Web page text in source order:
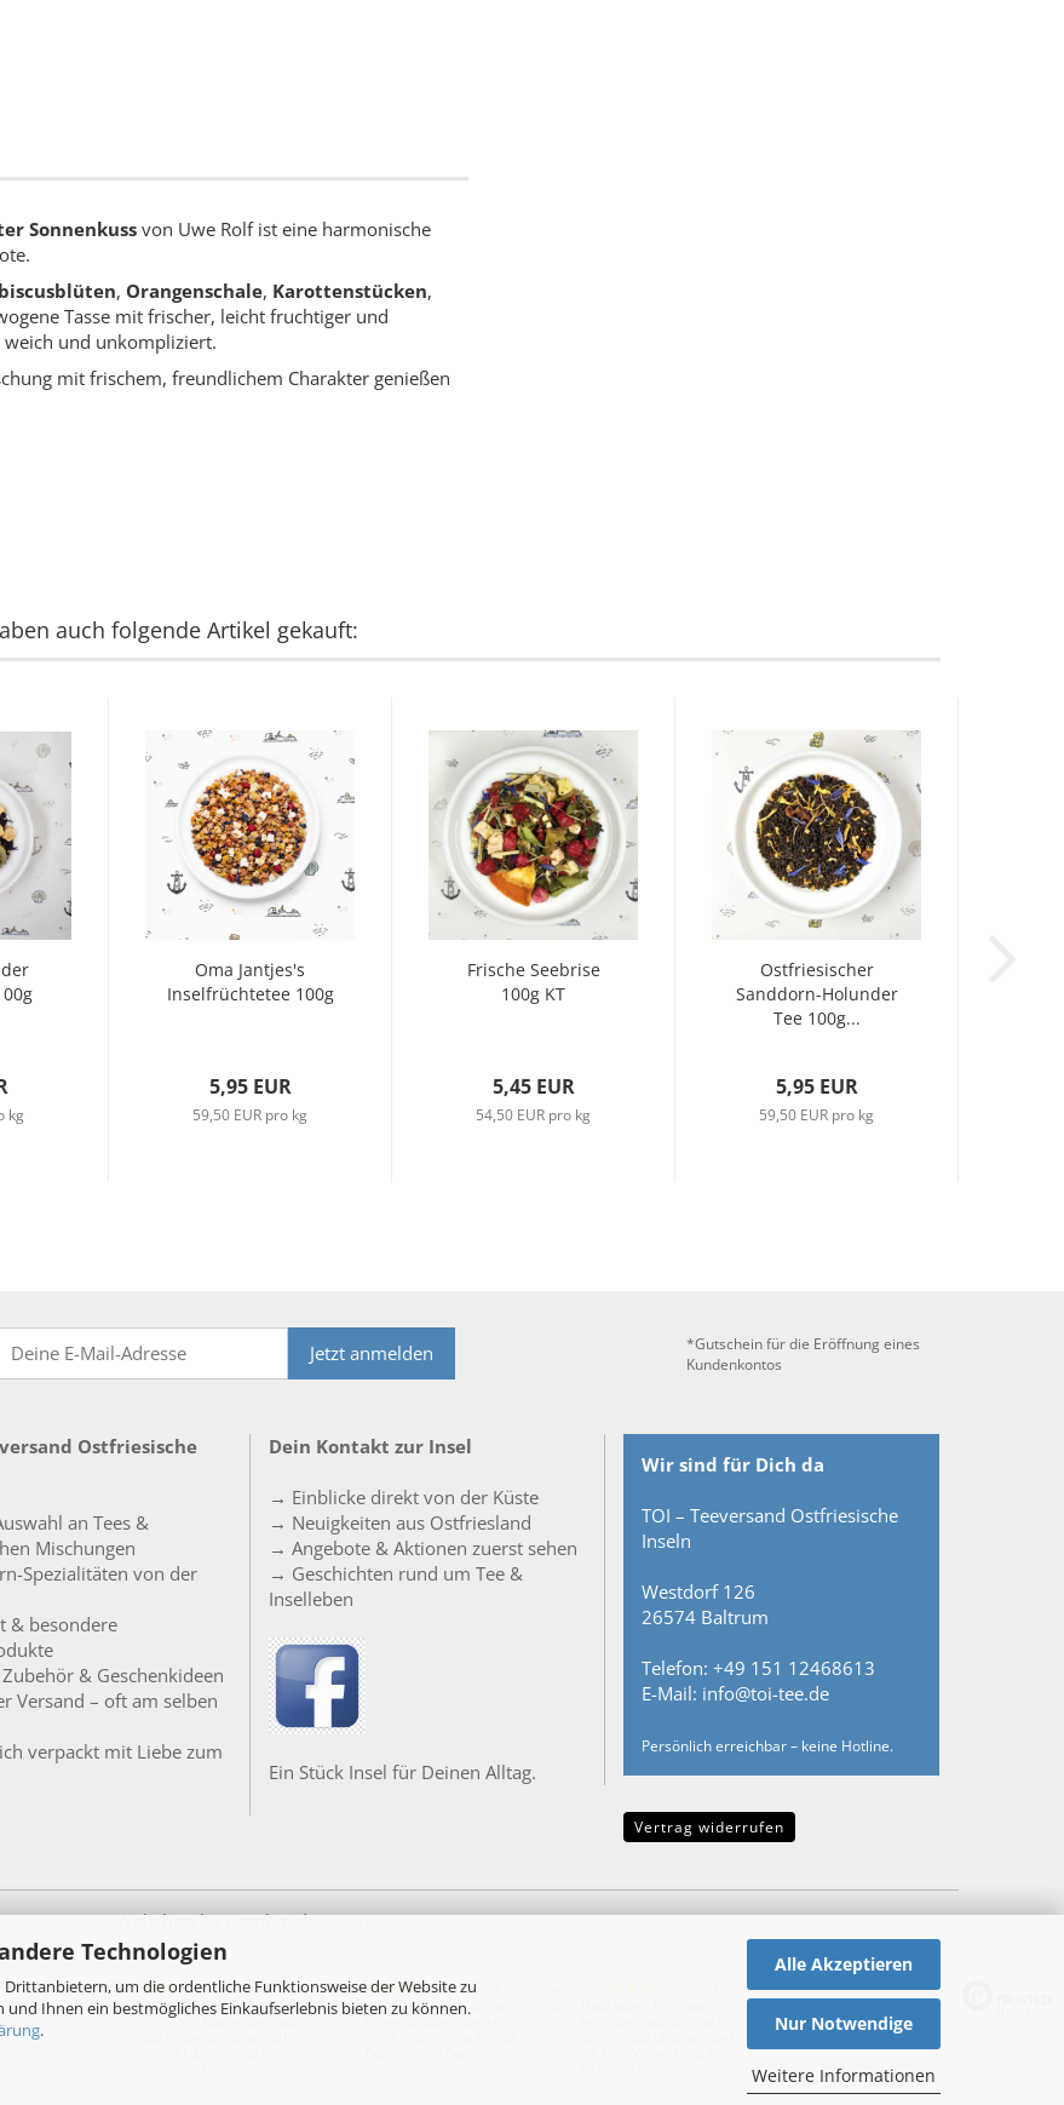
Technologien
um die ordentliche Funktionsweise der Website zu
Ihnen ein bestmögliches Einkaufserlebnis bieten zu können.
.
Alle Akzeptieren
Nur Notwendige
Weitere Informationen
Sonnenkussvon Uwe Rolf ist eine harmonische
, Orangenschale, Karottenstücken,
Tasse mit frischer, leicht fruchtiger und
und unkompliziert.
mit frischem, freundlichem Charakter genießen
auch folgende Artikel gekauft:
kg
Oma Jantjes's
Inselfrüchtetee 100g
5,95 EUR
59,50 EUR pro kg
Frische Seebrise
100g KT
5,45 EUR
54,50 EUR pro kg
Ostfriesischer
Sanddorn-Holunder
Tee 100g...
5,95 EUR
59,50 EUR pro kg
Jetzt anmelden
*Gutschein für die Eröffnung eines
Kundenkontos
Ostfriesische
an Tees &
Mischungen
Spezialitäten von der
& besondere
& Geschenkideen
Versand – oft am selben
verpackt mit Liebe zum
Dein Kontakt zur Insel
→ Einblicke direkt von der Küste
→ Neuigkeiten aus Ostfriesland
→ Angebote & Aktionen zuerst sehen
→ Geschichten rund um Tee &
Inselleben
Ein Stück Insel für Deinen Alltag.
Wir sind für Dich da
TOI – Teeversand Ostfriesische
Inseln
Westdorf 126
26574 Baltrum
Telefon: +49 151 12468613
E-Mail: info@toi-tee.de
Persönlich erreichbar – keine Hotline.
Vertrag widerrufen
Webshopby Gambio.de © 2026
24.07.26 ▼ 20.07.26▼
Moin, der Service im Laden
ist schon Klasse aber auch
18.07.26
Nachhaltig verpackt, mit